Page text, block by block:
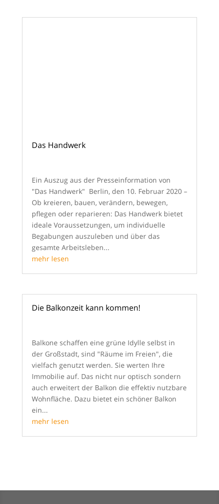
Das Handwerk
Ein Auszug aus der Presseinformation von
"Das Handwerk" Berlin, den 10. Februar 2020 –
Ob kreieren, bauen, verändern, bewegen,
pflegen oder reparieren: Das Handwerk bietet
ideale Voraussetzungen, um individuelle
Begabungen auszuleben und über das
gesamte Arbeitsleben...
mehr lesen
Die Balkonzeit kann kommen!
Balkone schaffen eine grüne Idylle selbst in
der Großstadt, sind "Räume im Freien", die
vielfach genutzt werden. Sie werten Ihre
Immobilie auf. Das nicht nur optisch sondern
auch erweitert der Balkon die effektiv nutzbare
Wohnfläche. Dazu bietet ein schöner Balkon
ein...
mehr lesen